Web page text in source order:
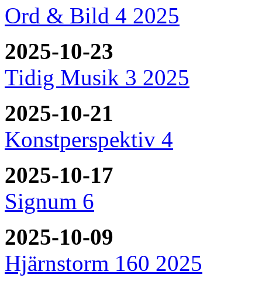
Ord & Bild 4 2025
2025-10-23
Tidig Musik 3 2025
2025-10-21
Konstperspektiv 4
2025-10-17
Signum 6
2025-10-09
Hjärnstorm 160 2025